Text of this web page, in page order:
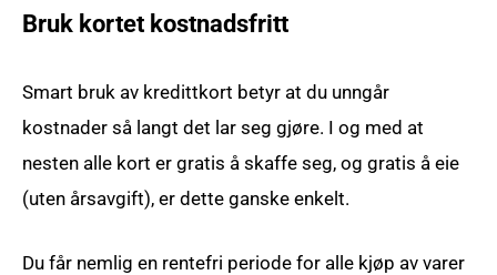
Bruk kortet kostnadsfritt
Smart bruk av kredittkort betyr at du unngår
kostnader så langt det lar seg gjøre. I og med at
nesten alle kort er gratis å skaffe seg, og gratis å eie
(uten årsavgift), er dette ganske enkelt.
Du får nemlig en rentefri periode for alle kjøp av varer